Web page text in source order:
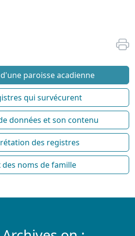
paroisse acadienne
qui survécurent
données et son contenu
des registres
des noms de famille